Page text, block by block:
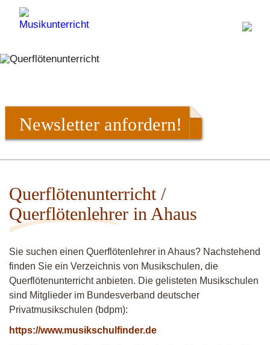
Newsletter anfordern!
Querflötenunterricht /
Querflötenlehrer in Ahaus
Sie suchen einen Querflötenlehrer in Ahaus? Nachstehend
finden Sie ein Verzeichnis von Musikschulen, die
Querflötenunterricht anbieten. Die gelisteten Musikschulen
sind Mitglieder im Bundesverband deutscher
Privatmusikschulen (bdpm):
https://www.musikschulfinder.de